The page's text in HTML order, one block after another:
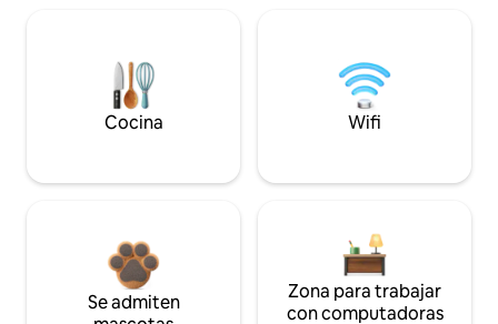
Cocina Wifi
Se admiten
Zona para trabajar
con computadoras